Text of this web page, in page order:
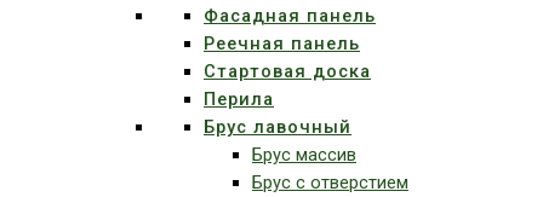
Фасадная панель
Реечная панель
Стартовая доска
Перила
Брус лавочный
Брус массив
Брус с отверстием